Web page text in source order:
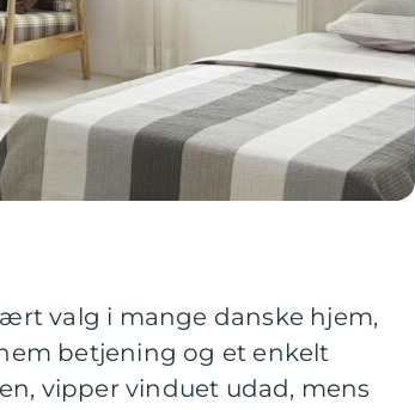
valg i mange danske hjem,
betjening og et enkelt
vipper vinduet udad, mens